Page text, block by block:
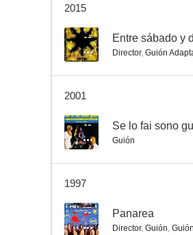
2015
-- Entre sábado y
Director, Guión
2001
-- Se lo fai sono
Guión
1997
-- Panarea
Director, Guión,